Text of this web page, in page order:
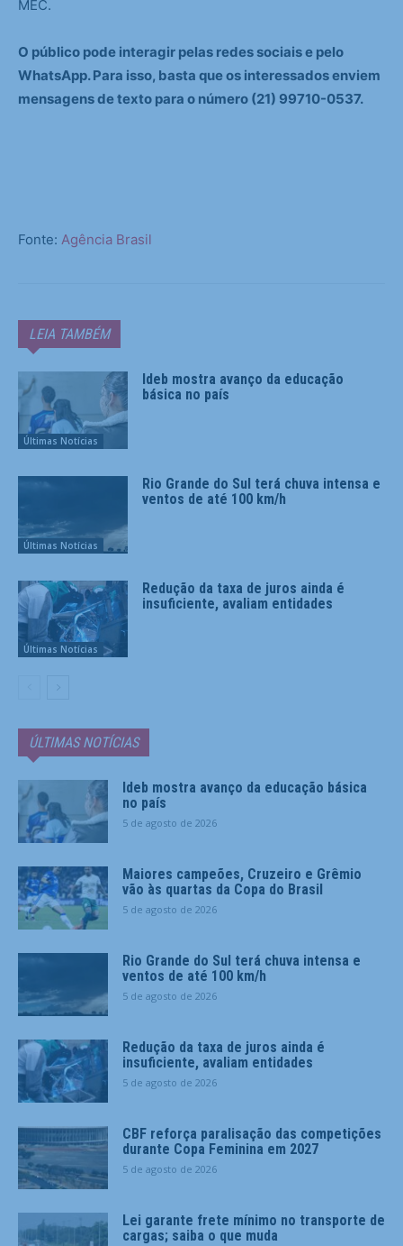
MEC.
O público pode interagir pelas redes sociais e pelo
WhatsApp. Para isso, basta que os interessados enviem
mensagens de texto para o número (21) 99710-0537.
Fonte: Agência Brasil
LEIA TAMBÉM
Últimas Notícias
Ideb mostra avanço da educação
básica no país
Últimas Notícias
Rio Grande do Sul terá chuva intensa e
ventos de até 100 km/h
Últimas Notícias
Redução da taxa de juros ainda é
insuficiente, avaliam entidades
ÚLTIMAS NOTÍCIAS
Ideb mostra avanço da educação básica
no país
5 de agosto de 2026
Maiores campeões, Cruzeiro e Grêmio
vão às quartas da Copa do Brasil
5 de agosto de 2026
Rio Grande do Sul terá chuva intensa e
ventos de até 100 km/h
5 de agosto de 2026
Redução da taxa de juros ainda é
insuficiente, avaliam entidades
5 de agosto de 2026
CBF reforça paralisação das competições
durante Copa Feminina em 2027
5 de agosto de 2026
Lei garante frete mínimo no transporte de
cargas; saiba o que muda